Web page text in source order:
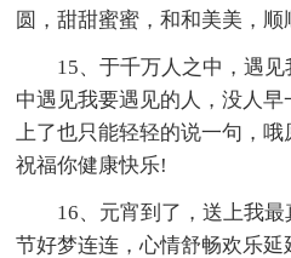
圆，甜甜蜜蜜，和和美美，顺
15、于千万人之中，遇
中遇见我要遇见的人，没人
上了也只能轻轻的说一句，
祝福你健康快乐!
16、元宵到了，送上我
节好梦连连，心情舒畅欢乐延